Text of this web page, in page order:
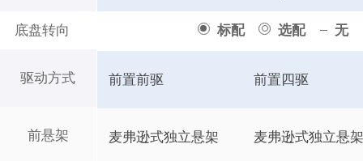
底盘转向 标配 选配 无
驱动方式
前悬架
前置前驱 前置四驱
麦弗逊式独立悬架 麦弗逊式独立悬